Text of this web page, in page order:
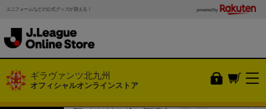
ユニフォームなどの公式グッズが買える！ powered by
ギラヴァンツ北九州
オフィシャルオンラインストア